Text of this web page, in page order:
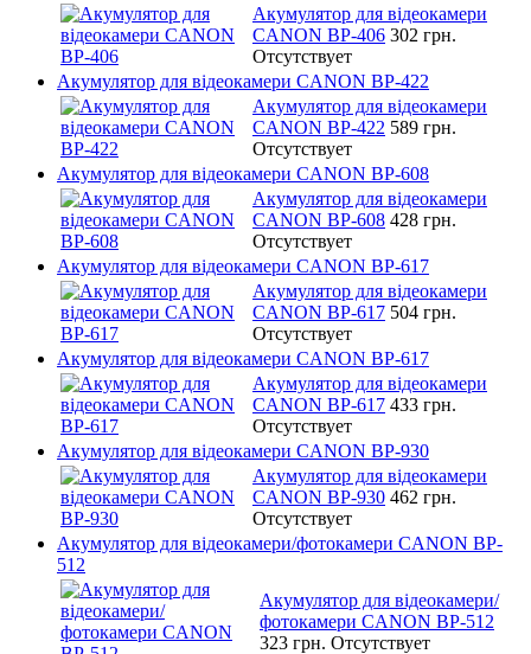
Акумулятор для відеокамери
CANON BP-406 302 грн.
Отсутствует
Акумулятор для відеокамери CANON BP-422
Акумулятор для відеокамери
CANON BP-422 589 грн.
Отсутствует
Акумулятор для відеокамери CANON BP-608
Акумулятор для відеокамери
CANON BP-608 428 грн.
Отсутствует
Акумулятор для відеокамери CANON BP-617
Акумулятор для відеокамери
CANON BP-617 504 грн.
Отсутствует
Акумулятор для відеокамери CANON BP-617
Акумулятор для відеокамери
CANON BP-617 433 грн.
Отсутствует
Акумулятор для відеокамери CANON BP-930
Акумулятор для відеокамери
CANON BP-930 462 грн.
Отсутствует
Акумулятор для відеокамери/фотокамери CANON BP-
512
Акумулятор для відеокамери/
фотокамери CANON BP-512
323 грн. Отсутствует